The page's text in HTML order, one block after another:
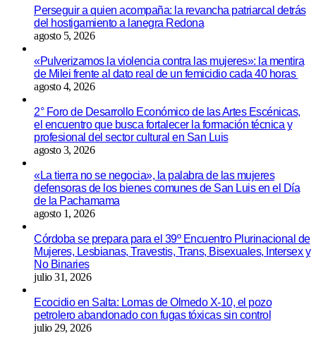
Perseguir a quien acompaña: la revancha patriarcal detrás
del hostigamiento a lanegra Redona
agosto 5, 2026
«Pulverizamos la violencia contra las mujeres»: la mentira
de Milei frente al dato real de un femicidio cada 40 horas
agosto 4, 2026
2° Foro de Desarrollo Económico de las Artes Escénicas,
el encuentro que busca fortalecer la formación técnica y
profesional del sector cultural en San Luis
agosto 3, 2026
«La tierra no se negocia», la palabra de las mujeres
defensoras de los bienes comunes de San Luis en el Día
de la Pachamama
agosto 1, 2026
Córdoba se prepara para el 39º Encuentro Plurinacional de
Mujeres, Lesbianas, Travestis, Trans, Bisexuales, Intersex y
No Binaries
julio 31, 2026
Ecocidio en Salta: Lomas de Olmedo X-10, el pozo
petrolero abandonado con fugas tóxicas sin control
julio 29, 2026